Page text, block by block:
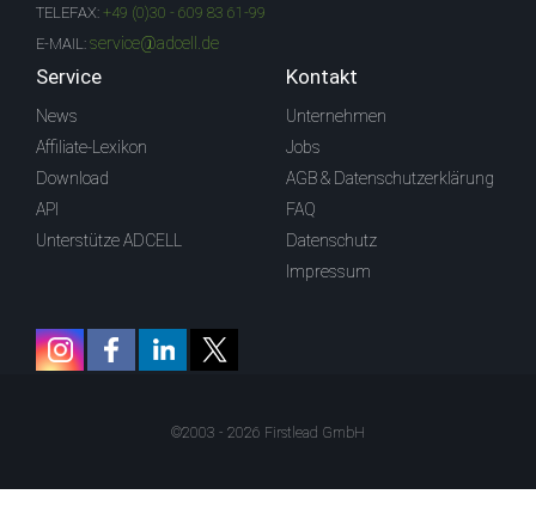
TELEFAX: +49 (0)30 - 609 83 61-99
E-MAIL: service@adcell.de
Service
News
Affiliate-Lexikon
Download
API
Unterstütze ADCELL
Kontakt
Unternehmen
Jobs
AGB & Datenschutzerklärung
FAQ
Datenschutz
Impressum
©2003 - 2026 Firstlead GmbH